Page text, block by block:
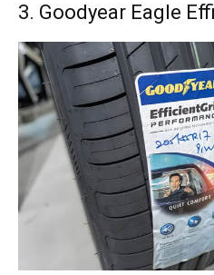
3. Goodyear Eagle